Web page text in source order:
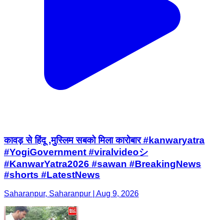
कावड़ से हिंदू ,मुस्लिम सबको मिला कारोबार #kanwaryatra
#YogiGovernment #viralvideoシ
#KanwarYatra2026 #sawan #BreakingNews
#shorts #LatestNews
Saharanpur, Saharanpur | Aug 9, 2026